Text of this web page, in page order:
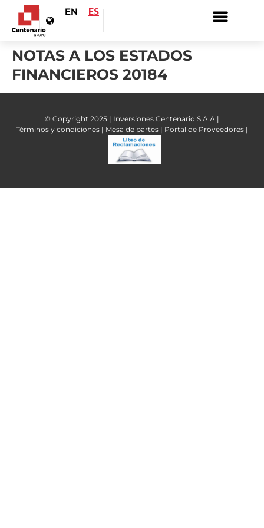
EN ES
NOTAS A LOS ESTADOS
FINANCIEROS 20184
© Copyright 2025 | Inversiones Centenario S.A.A |
Términos y condiciones | Mesa de partes | Portal de Proveedores |